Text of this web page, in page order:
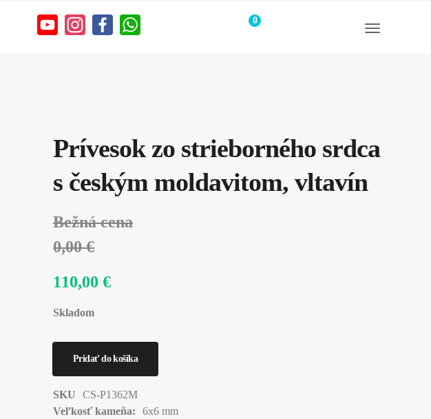
0
Prívesok zo strieborného srdca
s českým moldavitom, vltavín
Bežná cena
0,00 €
110,00 €
Skladom
SKU
CS-P1362M
Veľkosť kameňa:
6x6 mm